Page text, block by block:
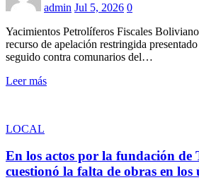
admin Jul 5, 2026 0
Yacimientos Petrolíferos Fiscales
recurso de apelación restringida
seguido contra comunarios del…
Leer más
LOCAL
En los actos por la fundación
cuestionó la falta de obras en los